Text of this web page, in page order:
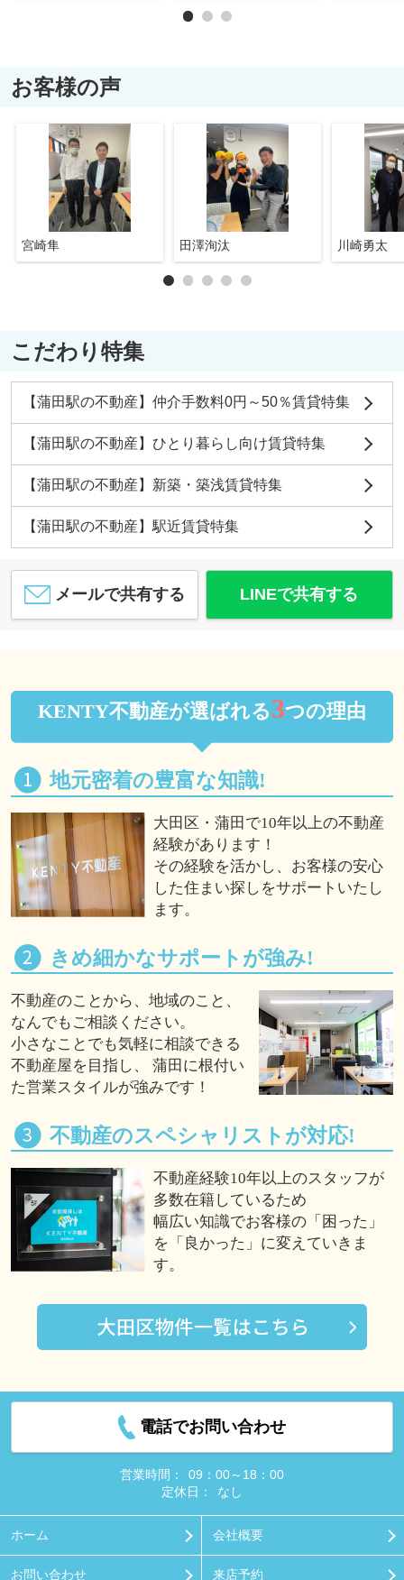
お客様の声
宮崎隼 田澤洵汰 川崎勇太
こだわり特集
【蒲田駅の不動産】仲介手数料0円～50％賃貸特集
【蒲田駅の不動産】ひとり暮らし向け賃貸特集
【蒲田駅の不動産】新築・築浅賃貸特集
【蒲田駅の不動産】駅近賃貸特集
メールで共有する LINEで共有する
KENTY不動産が選ばれる3つの理由
地元密着の豊富な知識!
大田区・蒲田で10年以上の不動産
経験があります！
その経験を活かし、お客様の安心
した住まい探しをサポートいたし
ます。
きめ細かなサポートが強み!
不動産のことから、地域のこと、
なんでもご相談ください。
小さなことでも気軽に相談できる
不動産屋を目指し、 蒲田に根付い
た営業スタイルが強みです！
不動産のスペシャリストが対応!
不動産経験10年以上のスタッフが
多数在籍しているため
幅広い知識でお客様の「困った」
を「良かった」に変えていきま
す。
電話でお問い合わせ
営業時間：
09：00～18：00
定休日：
なし
ホーム 会社概要
お問い合わせ 来店予約